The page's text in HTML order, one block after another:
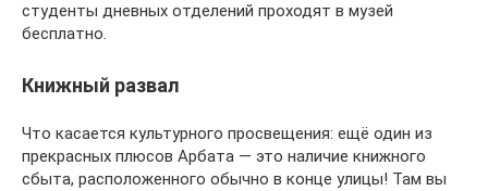
студенты дневных отделений проходят в музей
бесплатно.
Книжный развал
Что касается культурного просвещения: ещё один из
прекрасных плюсов Арбата — это наличие книжного
сбыта, расположенного обычно в конце улицы! Там вы